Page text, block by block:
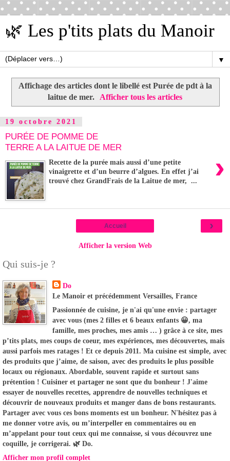
🌿 Les p'tits plats du Manoir
▼
Affichage des articles dont le libellé est Purée de pdt à la
laitue de mer. Afficher tous les articles
19 octobre 2021
PURÉE DE POMME DE
TERRE A LA LAITUE DE MER
›
Recette de la purée mais aussi d’une petite
vinaigrette et d’un beurre d’algues. En effet j’ai
trouvé chez GrandFrais de la Laitue de mer, ...
›
Accueil
Afficher la version Web
Qui suis-je ?
Do
Le Manoir et précédemment Versailles, France
Passionnée de cuisine, je n'ai qu'une envie : partager
avec vous (mes 2 filles et 6 beaux enfants 😀, ma
famille, mes proches, mes amis … ) grâce à ce site, mes
p’tits plats, mes coups de coeur, mes expériences, mes découvertes, mais
aussi parfois mes ratages ! Et ce depuis 2011. Ma cuisine est simple, avec
des produits que j’aime, de saison, avec des produits le plus possible
locaux ou régionaux. Abordable, souvent rapide et surtout sans
prétention ! Cuisiner et partager ne sont que du bonheur ! J'aime
essayer de nouvelles recettes, apprendre de nouvelles techniques et
découvrir de nouveaux produits et manger dans de bons restaurants.
Partager avec vous ces bons moments est un bonheur. N'hésitez pas à
me donner votre avis, ou m’interpeller en commentaires ou en
m’appelant pour tout ceux qui me connaisse, si vous découvrez une
coquille, je corrigerai. 🌿 Do.
Afficher mon profil complet